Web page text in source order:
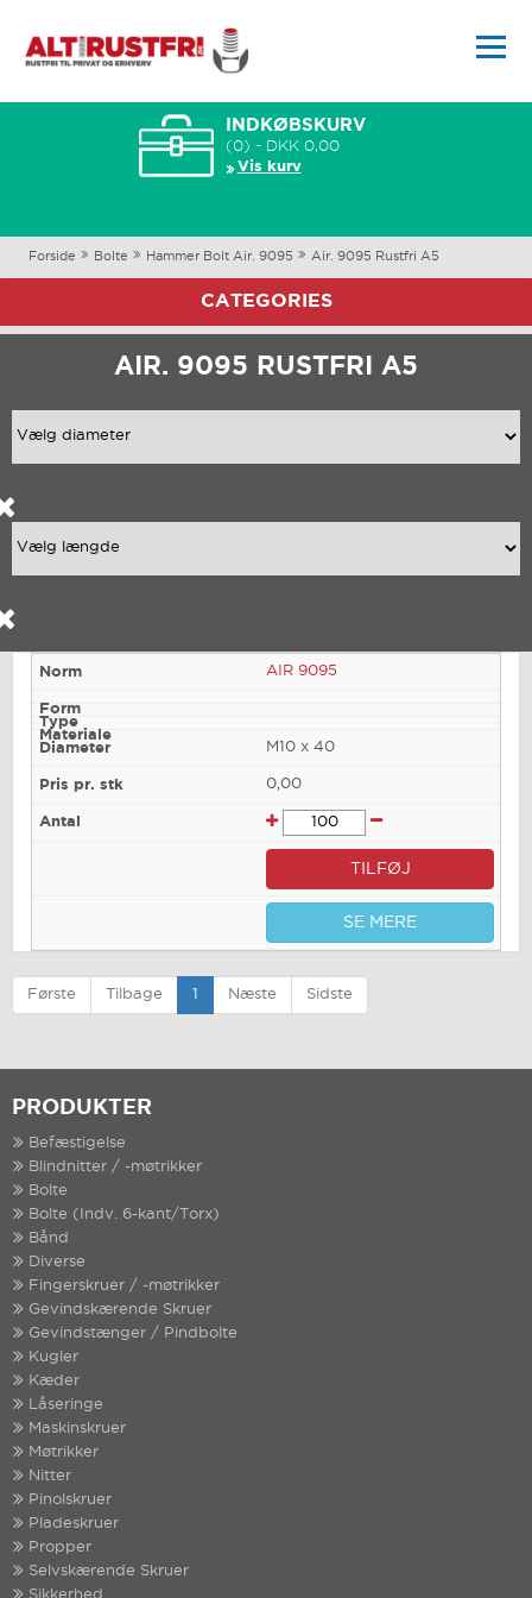
INDKØBSKURV
(0) - DKK 0,00
Vis kurv
Forside Bolte Hammer Bolt Air. 9095 Air. 9095 Rustfri A5
CATEGORIES
AIR. 9095 RUSTFRI A5
AIR 9095
M10 x 40
0,00
TILFØJ
SE MERE
Første Tilbage 1 Næste Sidste
PRODUKTER
Befæstigelse
Blindnitter / -møtrikker
Bolte
Bolte (Indv. 6-kant/Torx)
Bånd
Diverse
Fingerskruer / -møtrikker
Gevindskærende Skruer
Gevindstænger / Pindbolte
Kugler
Kæder
Låseringe
Maskinskruer
Møtrikker
Nitter
Pinolskruer
Pladeskruer
Propper
Selvskærende Skruer
Sikkerhed